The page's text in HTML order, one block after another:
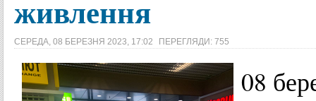
живлення
СЕРЕДА, 08 БЕРЕЗНЯ 2023, 17:02 ПЕРЕГЛЯДИ: 755
08